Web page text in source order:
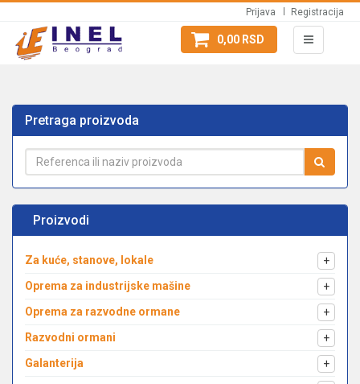
Prijava Registracija
0,00 RSD
Pretraga proizvoda
Proizvodi
Za kuće, stanove, lokale
+
Oprema za industrijske mašine
+
Oprema za razvodne ormane
+
Razvodni ormani
+
Galanterija
+